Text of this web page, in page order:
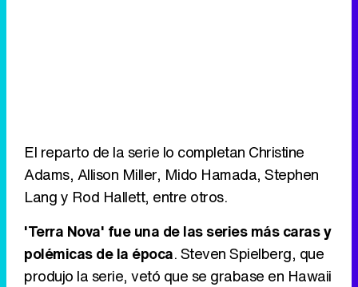
El reparto de la serie lo completan Christine
Adams, Allison Miller, Mido Hamada, Stephen
Lang y Rod Hallett, entre otros.
'Terra Nova' fue una de las series más caras y
polémicas de la época. Steven Spielberg, que
produjo la serie, vetó que se grabase en Hawaii